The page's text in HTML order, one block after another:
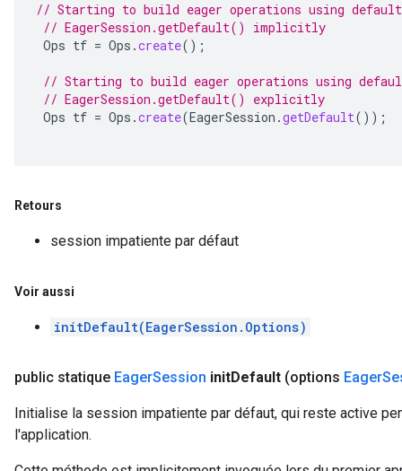
// Starting to build eager operations using
// EagerSession.getDefault() implicitly
Ops tf = Ops .create();
// Starting to build eager operations using
// EagerSession.getDefault() explicitly
Ops tf = Ops .create(EagerSession .getDefault());
Retours
session impatiente par défaut
Voir aussi
initDefault(EagerSession.Options)
public statique EagerSession initDefault (options Eager
Initialise la session impatiente par défaut, qui reste active
l'application.